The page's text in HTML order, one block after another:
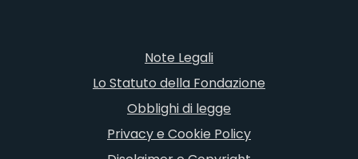
Note Legali
Lo Statuto della Fondazione
Obblighi di legge
Privacy e Cookie Policy